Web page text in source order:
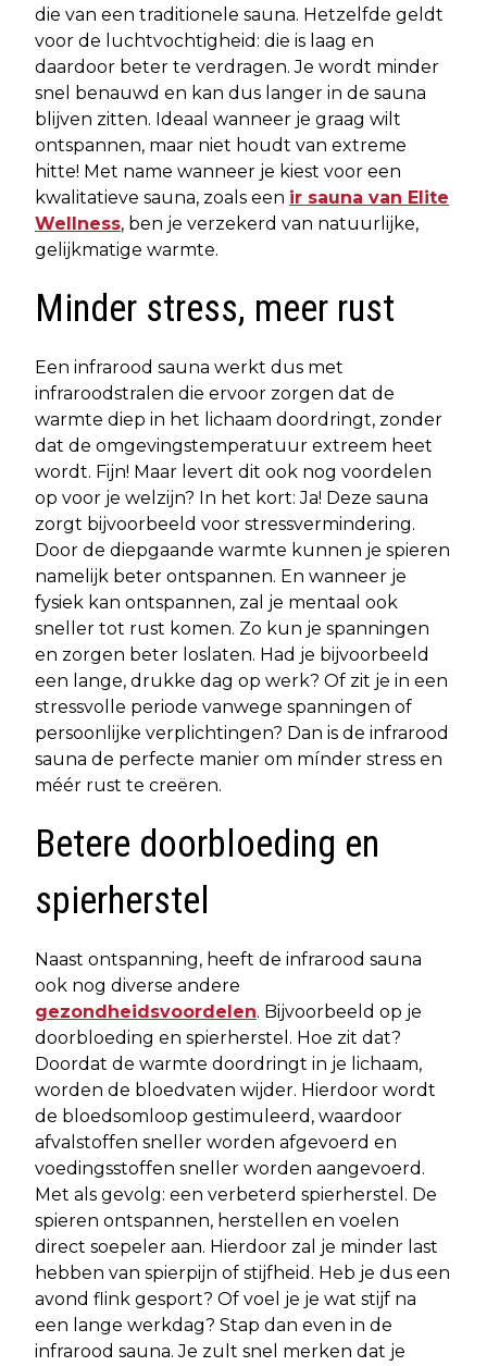
die van een traditionele sauna. Hetzelfde geldt
voor de luchtvochtigheid: die is laag en
daardoor beter te verdragen. Je wordt minder
snel benauwd en kan dus langer in de sauna
blijven zitten. Ideaal wanneer je graag wilt
ontspannen, maar niet houdt van extreme
hitte! Met name wanneer je kiest voor een
kwalitatieve sauna, zoals een ir sauna van Elite
Wellness, ben je verzekerd van natuurlijke,
gelijkmatige warmte.
Minder stress, meer rust
Een infrarood sauna werkt dus met
infraroodstralen die ervoor zorgen dat de
warmte diep in het lichaam doordringt, zonder
dat de omgevingstemperatuur extreem heet
wordt. Fijn! Maar levert dit ook nog voordelen
op voor je welzijn? In het kort: Ja! Deze sauna
zorgt bijvoorbeeld voor stressvermindering.
Door de diepgaande warmte kunnen je spieren
namelijk beter ontspannen. En wanneer je
fysiek kan ontspannen, zal je mentaal ook
sneller tot rust komen. Zo kun je spanningen
en zorgen beter loslaten. Had je bijvoorbeeld
een lange, drukke dag op werk? Of zit je in een
stressvolle periode vanwege spanningen of
persoonlijke verplichtingen? Dan is de infrarood
sauna de perfecte manier om mínder stress en
méér rust te creëren.
Betere doorbloeding en
spierherstel
Naast ontspanning, heeft de infrarood sauna
ook nog diverse andere
gezondheidsvoordelen. Bijvoorbeeld op je
doorbloeding en spierherstel. Hoe zit dat?
Doordat de warmte doordringt in je lichaam,
worden de bloedvaten wijder. Hierdoor wordt
de bloedsomloop gestimuleerd, waardoor
afvalstoffen sneller worden afgevoerd en
voedingsstoffen sneller worden aangevoerd.
Met als gevolg: een verbeterd spierherstel. De
spieren ontspannen, herstellen en voelen
direct soepeler aan. Hierdoor zal je minder last
hebben van spierpijn of stijfheid. Heb je dus een
avond flink gesport? Of voel je je wat stijf na
een lange werkdag? Stap dan even in de
infrarood sauna. Je zult snel merken dat je